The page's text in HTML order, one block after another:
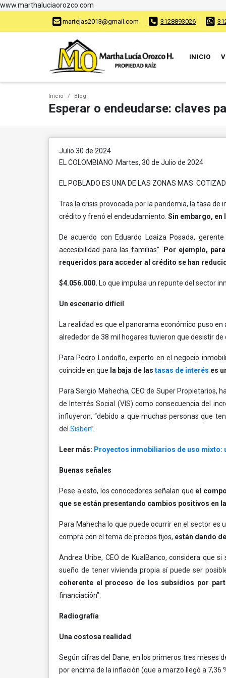
www.marthaluciaorozco.com
martejas2013@gmail.com 3128893026
INICIO
Inicio Blog
Esperar o endeudarse: claves
Julio 30 de 2024
EL COLOMBIANO .Martes, 30 de Julio de 2024
EL POBLADO ES UNA DE LAS ZONAS MAS
Tras la crisis provocada por la pandemia, la tasa
crédito y frenó el endeudamiento. Sin embargo, en
De acuerdo con Eduardo Loaiza Posada,
accesibilidad para las familias”.
Por ejemplo,
requeridos para acceder al crédito se han
$4.056.000. Lo que impulsa un repunte del sector
Un escenario difícil
La realidad es que el panorama económico puso
alrededor de 38 mil hogares tuvieron que desistir de
Para Pedro Londoño, experto en el negocio
coincide en que la baja de las tasas de interés es
Para Sergio Mahecha, CEO de Super
de Interrés Social (VIS) como consecuencia del
influyeron, “debido a que muchas personas que
del Sisben”.
Leer más: Proyectos inmobiliarios de uso mixto:
Buenas señales
Pese a esto, los conocedores señalan que el
que se están presentando cambios positivos en
Para Mahecha lo que puede ocurrir en el sector
compra con el tema de precios fijos, están dando
Andrea Uribe, CEO de KualBanco, considera que
sueño de tener vivienda propia sí puede ser
coherente el proceso de los subsidios por
financiación”.
Radiografía
Una costosa realidad
Según cifras del Dane, en los primeros tres meses
por encima de la inflación (que a marzo llegó a 7,36